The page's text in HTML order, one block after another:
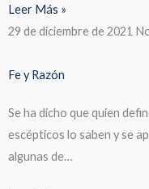
Leer Más »
29 de diciembre de 2021
Fe y Razón
Se ha dicho que quien
escépticos lo saben y se
algunas de…